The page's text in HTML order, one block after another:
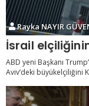
Rayka NAYIR
ABD yeni Başkanı
Aviv’deki büyükelçiliğini